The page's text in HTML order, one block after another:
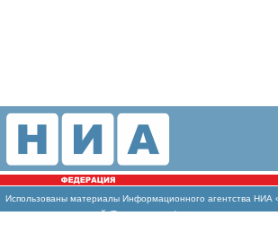
Использованы материалы Информационного агентства
массовых коммуникаций (Роскомнадзор)